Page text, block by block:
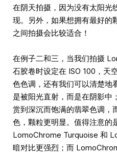
在阴天拍摄，因为没有太阳光
现。另外，如果想拥有最好的
之间拍摄会比较适合！
在例子二和三，当我们拍摄
石胶卷时设定在 ISO 100，天
色色调，还有我们可以清楚地
是被阳光直射，而是在阴影中
赏到深沉而饱满的翡翠色调，
色，颗粒更明显。值得注意的
LomoChrome Turquoise 和
暗对比更强烈；而